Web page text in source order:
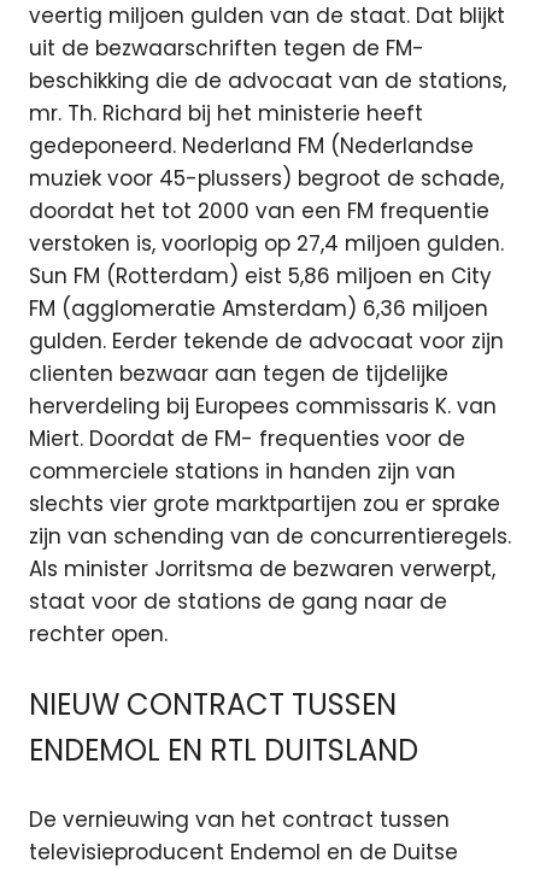
veertig miljoen gulden van de staat. Dat blijkt
uit de bezwaarschriften tegen de FM-
beschikking die de advocaat van de stations,
mr. Th. Richard bij het ministerie heeft
gedeponeerd. Nederland FM (Nederlandse
muziek voor 45-plussers) begroot de schade,
doordat het tot 2000 van een FM frequentie
verstoken is, voorlopig op 27,4 miljoen gulden.
Sun FM (Rotterdam) eist 5,86 miljoen en City
FM (agglomeratie Amsterdam) 6,36 miljoen
gulden. Eerder tekende de advocaat voor zijn
clienten bezwaar aan tegen de tijdelijke
herverdeling bij Europees commissaris K. van
Miert. Doordat de FM- frequenties voor de
commerciele stations in handen zijn van
slechts vier grote marktpartijen zou er sprake
zijn van schending van de concurrentieregels.
Als minister Jorritsma de bezwaren verwerpt,
staat voor de stations de gang naar de
rechter open.
NIEUW CONTRACT TUSSEN
ENDEMOL EN RTL DUITSLAND
De vernieuwing van het contract tussen
televisieproducent Endemol en de Duitse